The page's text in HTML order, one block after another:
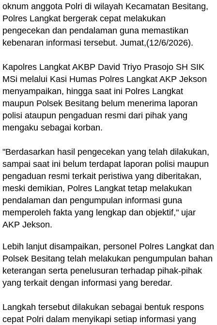
oknum anggota Polri di wilayah Kecamatan Besitang,
Polres Langkat bergerak cepat melakukan
pengecekan dan pendalaman guna memastikan
kebenaran informasi tersebut. Jumat,(12/6/2026).
Kapolres Langkat AKBP David Triyo Prasojo SH SIK
MSi melalui Kasi Humas Polres Langkat AKP Jekson
menyampaikan, hingga saat ini Polres Langkat
maupun Polsek Besitang belum menerima laporan
polisi ataupun pengaduan resmi dari pihak yang
mengaku sebagai korban.
"Berdasarkan hasil pengecekan yang telah dilakukan,
sampai saat ini belum terdapat laporan polisi maupun
pengaduan resmi terkait peristiwa yang diberitakan,
meski demikian, Polres Langkat tetap melakukan
pendalaman dan pengumpulan informasi guna
memperoleh fakta yang lengkap dan objektif," ujar
AKP Jekson.
Lebih lanjut disampaikan, personel Polres Langkat dan
Polsek Besitang telah melakukan pengumpulan bahan
keterangan serta penelusuran terhadap pihak-pihak
yang terkait dengan informasi yang beredar.
Langkah tersebut dilakukan sebagai bentuk respons
cepat Polri dalam menyikapi setiap informasi yang